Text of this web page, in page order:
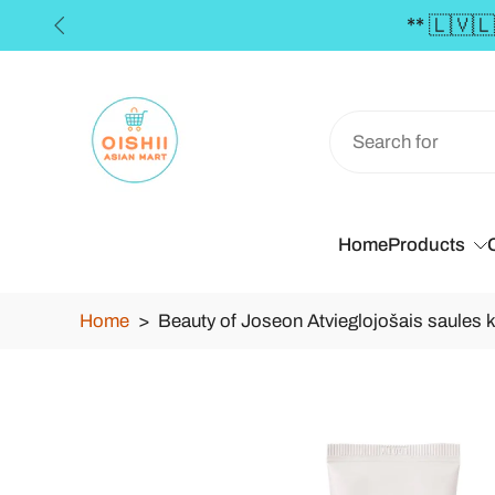
Skip
to
over €50 **
HomeProducts
Home > Beauty of Joseon Atvieglojošais saules